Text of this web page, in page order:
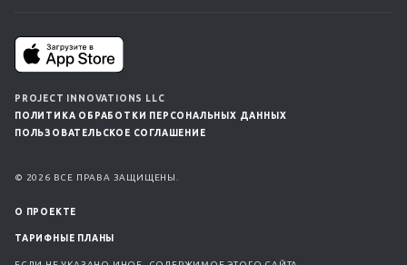
PROJECT INNOVATIONS LLC
ПОЛИТИКА ОБРАБОТКИ ПЕРСОНАЛЬНЫХ ДАННЫХ
ПОЛЬЗОВАТЕЛЬСКОЕ СОГЛАШЕНИЕ
© 2026 ВСЕ ПРАВА ЗАЩИЩЕНЫ.
О ПРОЕКТЕ
ТАРИФНЫЕ ПЛАНЫ